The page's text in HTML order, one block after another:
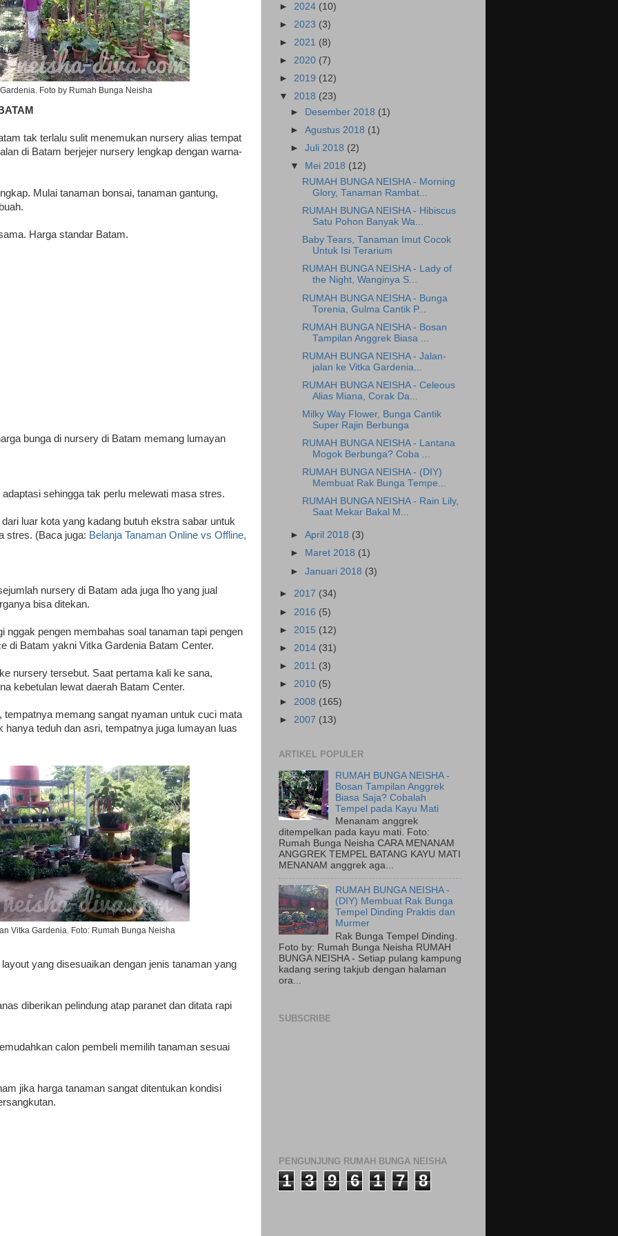
Foto by Rumah Bunga Neisha
tak terlalu sulit menemukan nursery alias tempat
di Batam berjejer nursery lengkap dengan warna-
Mulai tanaman bonsai, tanaman gantung,
Harga standar Batam.
bunga di nursery di Batam memang lumayan
sehingga tak perlu melewati masa stres.
luar kota yang kadang butuh ekstra sabar untuk
stres. (Baca juga: Belanja Tanaman Online vs Offline,
nursery di Batam ada juga lho yang jual
bisa ditekan.
nggak pengen membahas soal tanaman tapi pengen
di Batam yakni Vitka Gardenia Batam Center.
nursery tersebut. Saat pertama kali ke sana,
kebetulan lewat daerah Batam Center.
tempatnya memang sangat nyaman untuk cuci mata
hanya teduh dan asri, tempatnya juga lumayan luas
Vitka Gardenia. Foto: Rumah Bunga Neisha
yang disesuaikan dengan jenis tanaman yang
diberikan pelindung atap paranet dan ditata rapi
calon pembeli memilih tanaman sesuai
jika harga tanaman sangat ditentukan kondisi
► 2024 (10)
► 2023 (3)
► 2021 (8)
► 2020 (7)
► 2019 (12)
▼ 2018 (23)
►
Desember 2018 (1)
►Agustus 2018 (1)
►Juli 2018 (2)
▼
Mei 2018 (12)
RUMAH BUNGA NEISHA - Morning
Glory, Tanaman Rambat...
RUMAH BUNGA NEISHA - Hibiscus
Satu Pohon Banyak Wa...
Baby Tears, Tanaman Imut Cocok
Untuk Isi Terarium
RUMAH BUNGA NEISHA - Lady of
the Night, Wanginya S...
RUMAH BUNGA NEISHA - Bunga
Torenia, Gulma Cantik P...
RUMAH BUNGA NEISHA - Bosan
Tampilan Anggrek Biasa ...
RUMAH BUNGA NEISHA - Jalan-
jalan ke Vitka Gardenia...
RUMAH BUNGA NEISHA - Celeous
Alias Miana, Corak Da...
Milky Way Flower, Bunga Cantik
Super Rajin Berbunga
RUMAH BUNGA NEISHA - Lantana
Mogok Berbunga? Coba ...
RUMAH BUNGA NEISHA - (DIY)
Membuat Rak Bunga Tempe...
RUMAH BUNGA NEISHA - Rain Lily,
Saat Mekar Bakal M...
►April 2018 (3)
►
Maret 2018 (1)
►Januari 2018 (3)
► 2017 (34)
► 2016 (5)
► 2015 (12)
► 2014 (31)
► 2011 (3)
► 2010 (5)
► 2008 (165)
► 2007 (13)
ARTIKEL POPULER
RUMAH BUNGA NEISHA -
Bosan Tampilan Anggrek
Biasa Saja? Cobalah
Tempel pada Kayu Mati
Menanam anggrek
ditempelkan pada kayu mati. Foto:
Rumah Bunga Neisha CARA MENANAM
ANGGREK TEMPEL BATANG KAYU MATI
MENANAM anggrek aga...
RUMAH BUNGA NEISHA -
(DIY) Membuat Rak Bunga
Tempel Dinding Praktis dan
Murmer
Rak Bunga Tempel Dinding.
Foto by: Rumah Bunga Neisha RUMAH
BUNGA NEISHA - Setiap pulang kampung
kadang sering takjub dengan halaman
ora...
SUBSCRIBE
PENGUNJUNG RUMAH BUNGA NEISHA
1 3 9 6 1 7 8